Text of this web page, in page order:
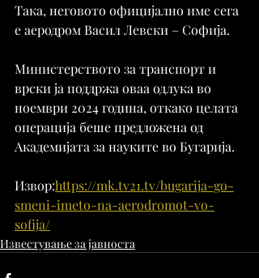
Така, неговото официјално име сега
е аеродром Васил Левски – Софија.
Министерството за транспорт и
врски ја поддржа оваа одлука во
ноември 2024 година, откако целата
операција беше предложена од
Академијата за науките во Бугарија.
Извор:https://mk.tv21.tv/bugarija-go-
smeni-imeto-na-aerodromot-vo-
sofija/
Известување за јавноста